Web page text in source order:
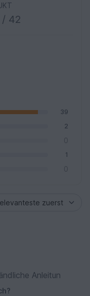
/ 42
39
2
0
1
0
Anleitun